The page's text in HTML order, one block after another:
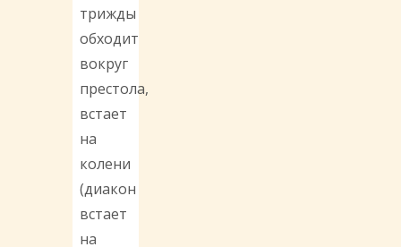
трижды
обходит
вокруг
престола,
встает
на
колени
(диакон
встает
на